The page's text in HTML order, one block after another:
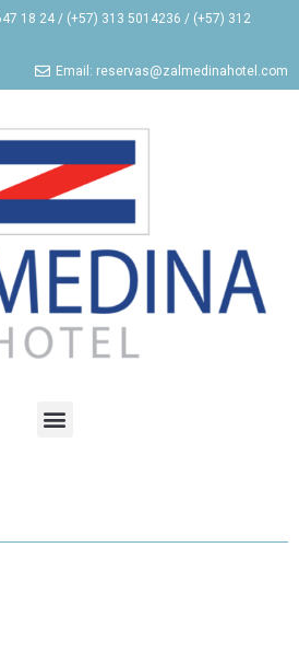
18 24 / (+57) 313 5014236 / (+57) 312
Email: reservas@zalmedinahotel.com